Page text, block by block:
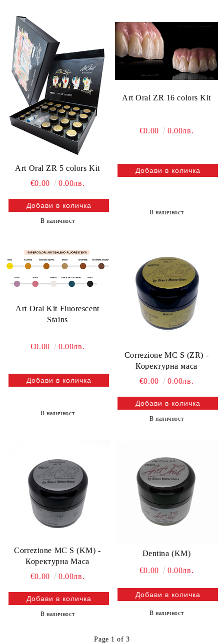
Art Oral ZR 5 colors Kit
€0.00
0.00лв.
В наличност
Art Oral ZR 16 colors Kit
€0.00 0.00лв.
В наличност
Art Oral Kit Fluorescent
Stains
€0.00 0.00лв.
В наличност
Correzione MC S (ZR) -
Коректурна маса
€0.00
0.00лв.
В наличност
Correzione MC S (KM) -
Коректурна Маса
€0.00
0.00лв.
В наличност
Dentina (KM)
€0.00
0.00лв.
В наличност
Page 1 of 3